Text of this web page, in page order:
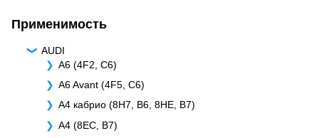
Применимость
AUDI
A6 (4F2, C6)
A6 Avant (4F5, C6)
A4 кабрио (8H7, B6, 8HE, B7)
A4 (8EC, B7)